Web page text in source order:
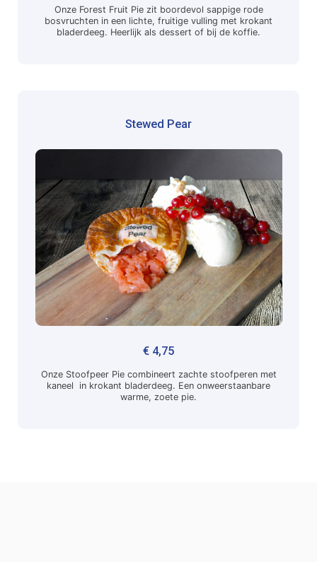
Onze Forest Fruit Pie zit boordevol sappige rode
bosvruchten in een lichte, fruitige vulling met krokant
bladerdeeg. Heerlijk als dessert of bij de koffie.
Stewed Pear
€ 4,75
Onze Stoofpeer Pie combineert zachte stoofperen met
kaneel in krokant bladerdeeg. Een onweerstaanbare
warme, zoete pie.